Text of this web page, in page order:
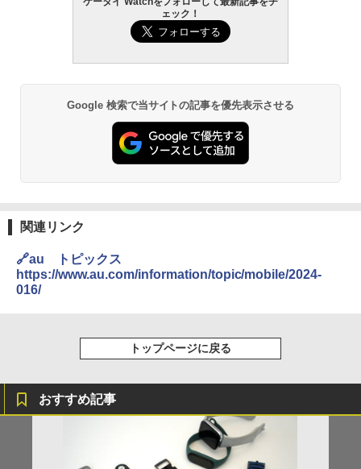
ェック！
Google 検索で当サイトの記事を優先表示させる
関連リンク
🔗au トピックス
https://www.au.com/information/topic/mobile/2024-
016/
トップページに戻る
おすすめ記事